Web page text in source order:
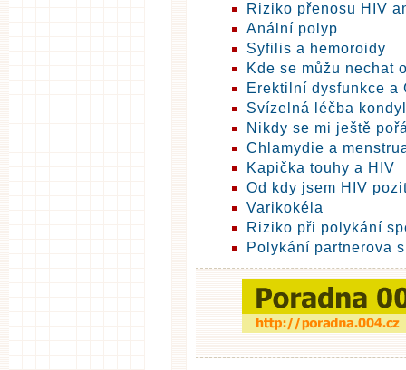
Riziko přenosu HIV
Anální polyp
Syfilis a hemoroidy
Kde se můžu nechat
Erektilní dysfunkce a
Svízelná léčba
Nikdy se mi ještě
Chlamydie a
Kapička touhy a HIV
Od kdy jsem HIV
Varikokéla
Riziko při polykání
Polykání partnerova